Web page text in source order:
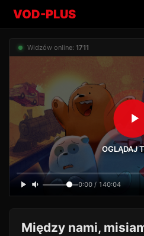
VOD-PLUS
Widzów online: 1711
OGLĄDAJ
0:00 / 140:04
Między nami,